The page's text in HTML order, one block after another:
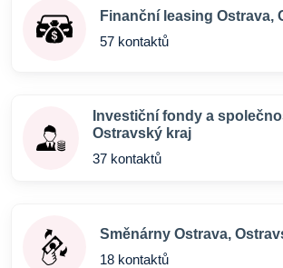
Finanční leasing Ostrava,
57 kontaktů
Investiční fondy a
Ostravský kraj
37 kontaktů
Směnárny Ostrava,
18 kontaktů